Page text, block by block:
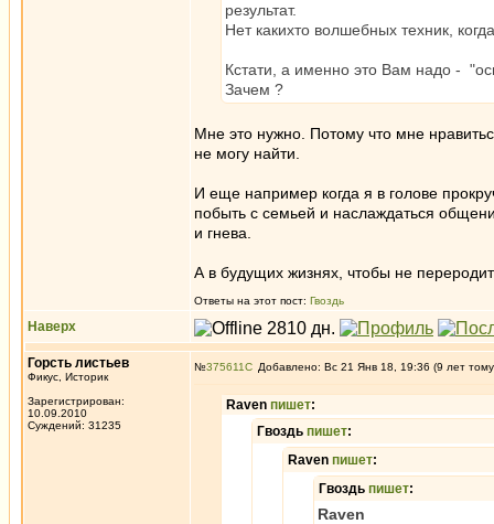
результат.
Нет какихто волшебных техник,
Кстати, а именно это Вам надо -
Зачем ?
Мне это нужно. Потому что мне
не могу найти.
И еще например когда я в голове
побыть с семьей и наслаждаться
и гнева.
А в будущих жизнях, чтобы не
Ответы на этот пост: Гвоздь
Наверх
Горсть листьев
Фикус, Историк
Зарегистрирован:
10.09.2010
Суждений: 31235
№375611 Добавлено: Вс 21 Янв 18, 19:36 (9 лет
Raven пишет:
Гвоздь пишет:
Raven пишет:
Гвоздь пишет:
Raven